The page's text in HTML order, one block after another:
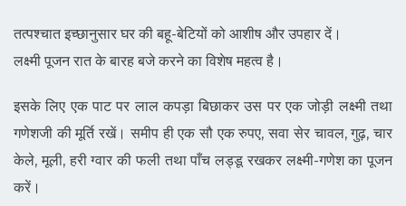
तत्पश्चात इच्छानुसार घर की बहू-बेटियों को आशीष और उपहार दें।
लक्ष्मी पूजन रात के बारह बजे करने का विशेष महत्व है।
इसके लिए एक पाट पर लाल कपड़ा बिछाकर उस पर एक जोड़ी लक्ष्मी तथा
गणेशजी की मूर्ति रखें। समीप ही एक सौ एक रुपए, सवा सेर चावल, गुढ़, चार
केले, मूली, हरी ग्वार की फली तथा पाँच लड्डू रखकर लक्ष्मी-गणेश का पूजन
करें।